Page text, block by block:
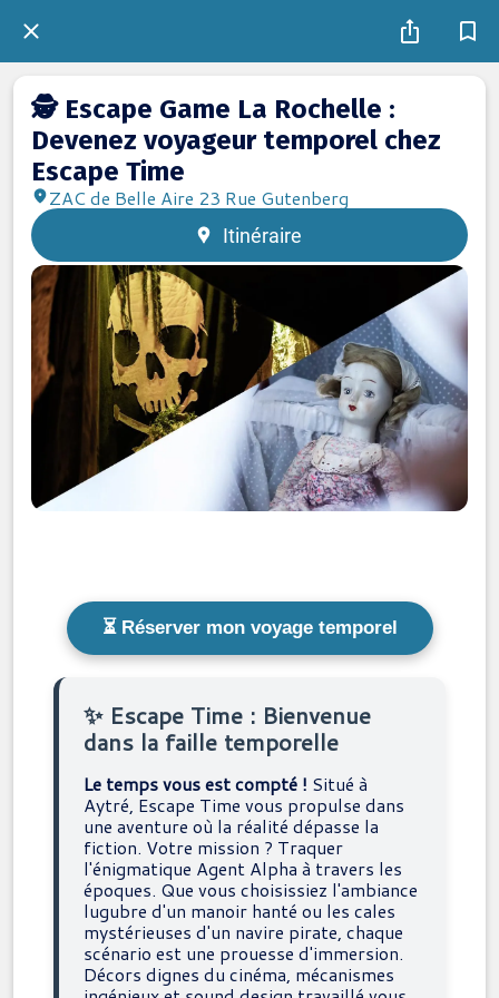
🕵️ Escape Game La Rochelle :
Devenez voyageur temporel chez
Escape Time
ZAC de Belle Aire 23 Rue Gutenberg
Itinéraire
⏳ Réserver mon voyage temporel
✨ Escape Time : Bienvenue
dans la faille temporelle
Le temps vous est compté ! Situé à
Aytré, Escape Time vous propulse dans
une aventure où la réalité dépasse la
fiction. Votre mission ? Traquer
l'énigmatique Agent Alpha à travers les
époques. Que vous choisissiez l'ambiance
lugubre d'un manoir hanté ou les cales
mystérieuses d'un navire pirate, chaque
scénario est une prouesse d'immersion.
Décors dignes du cinéma, mécanismes